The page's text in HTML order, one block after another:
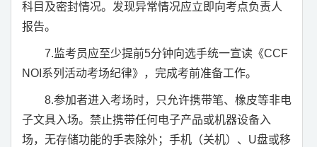
科目及密封情况。发现异常情况应立即向考点负责人
报告。
7.监考员应至少提前5分钟向选手统一宣读《CCF
NOI 系列活动考场纪律》，完成考前准备工作。
8.参加者进入考场时，只允许携带笔、橡皮等非电
子文具入场。禁止携带任何电子产品或机器设备入
场，无存储功能的手表除外；手机（关机）、 U盘或移